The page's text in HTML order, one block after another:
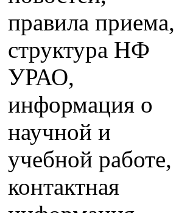
правила приема,
структура НФ
УРАО,
информация о
научной и
учебной работе,
контактная